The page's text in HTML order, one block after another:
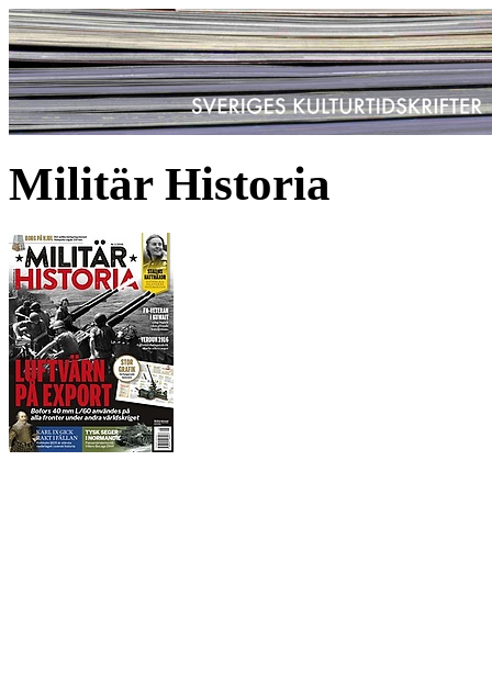
Militär Historia